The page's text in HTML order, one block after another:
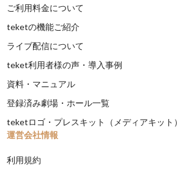
ご利用料金について
teketの機能ご紹介
ライブ配信について
teket利用者様の声・導入事例
資料・マニュアル
登録済み劇場・ホール一覧
teketロゴ・プレスキット（メディアキット）
運営会社情報
利用規約